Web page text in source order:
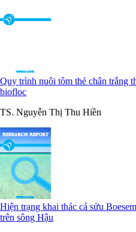
Quy trình nuôi tôm thẻ chân trắng
biofloc
TS. Nguyễn Thị Thu Hiền
Hiện trạng khai thác cá sửu
trên sông Hậu